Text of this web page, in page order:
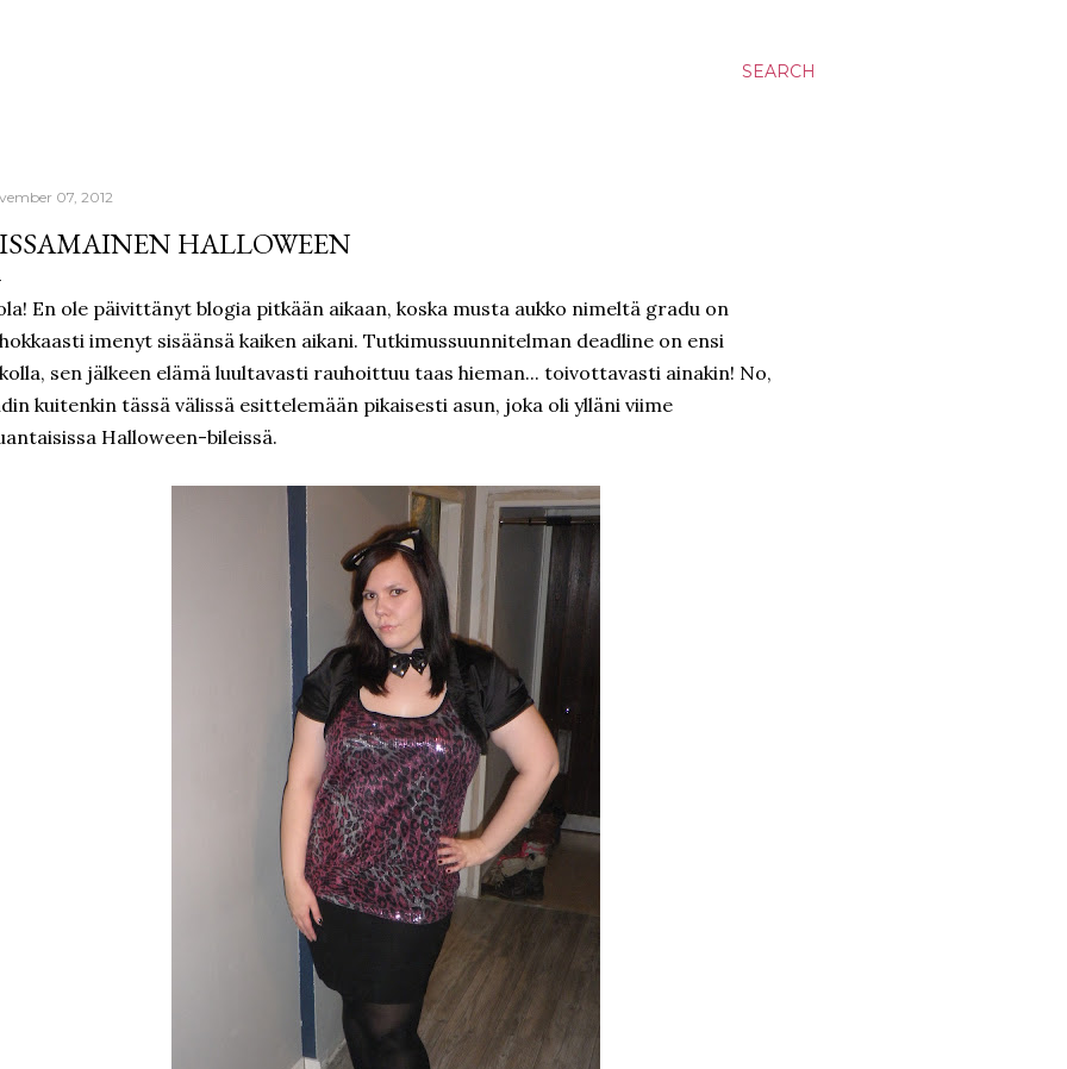
SEARCH
07, 2012
HALLOWEEN
En ole päivittänyt blogia pitkään aikaan, koska musta aukko nimeltä gradu on
imenyt sisäänsä kaiken aikani. Tutkimussuunnitelman deadline on ensi
sen jälkeen elämä luultavasti rauhoittuu taas hieman... toivottavasti ainakin! No,
kuitenkin tässä välissä esittelemään pikaisesti asun, joka oli ylläni viime
Halloween-bileissä.